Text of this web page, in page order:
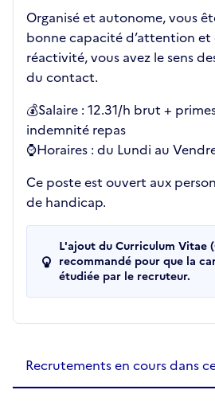
Organisé et autonome, vous
bonne capacité d’attention et
réactivité, vous avez le sens
du contact.
💰Salaire : 12.31/h brut +
indemnité repas
⌚Horaires : du Lundi au
Ce poste est ouvert aux
de handicap.
L'ajout du Curriculum Vitae
recommandé pour que la
étudiée par le recruteur.
Recrutements en cours dans